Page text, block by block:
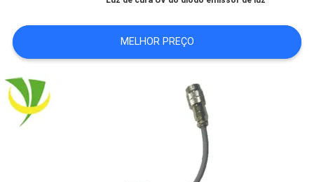
CITAÇÕES
MAPA
DO
SITE
MELHOR PREÇO